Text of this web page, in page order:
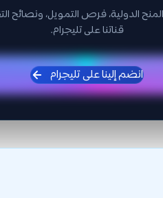
الدولية، فرص التمويل، ونصائح
قناتنا على تليجرام.
انضم إلينا على تليجرام